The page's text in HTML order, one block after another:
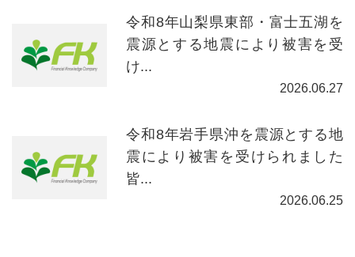
令和8年山梨県東部・富士五湖を
震源とする地震により被害を受
け...
2026.06.27
令和8年岩手県沖を震源とする地
震により被害を受けられました
皆...
2026.06.25